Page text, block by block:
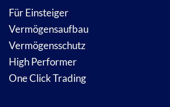
Für Einsteiger
Vermögensaufbau
Vermögensschutz
High Performer
One Click Trading